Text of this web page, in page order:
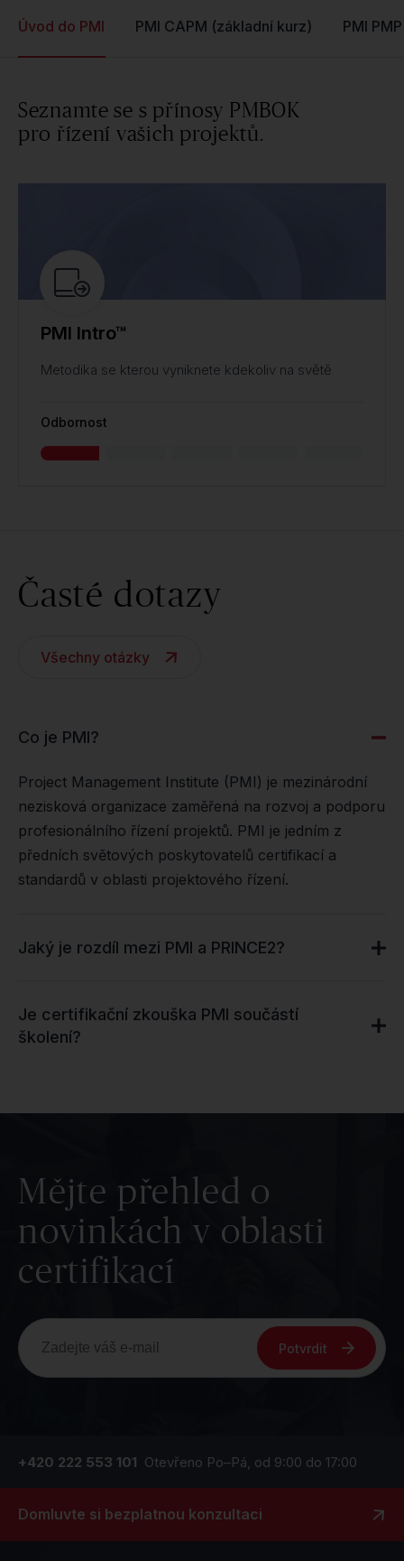
Úvod do PMI PMI CAPM (základní kurz) PMI
Seznamte se s přínosy PMBOK
pro řízení vašich projektů.
PMI Intro™
Metodika se kterou vyniknete kdekoliv na světě
Odbornost
Časté dotazy
Všechny otázky
Co je PMI?
Project Management Institute (PMI) je mezinárodní
nezisková organizace zaměřená na rozvoj a podporu
profesionálního řízení projektů. PMI je jedním z
předních světových poskytovatelů certifikací a
standardů v oblasti projektového řízení.
Jaký je rozdíl mezi PMI a PRINCE2?
Je certifikační zkouška PMI součástí
školení?
Mějte přehled o
novinkách v oblasti
certifikací
Potvrdit
+420 222 553 101 Otevřeno Po–Pá, od 9:00 do 17:00
Domluvte si bezplatnou konzultaci